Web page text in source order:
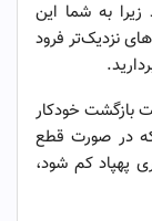
زیرا به شما این
نزدیک‌تر فرود
بازگشت خودکار
در صورت قطع
پهپاد کم شود،